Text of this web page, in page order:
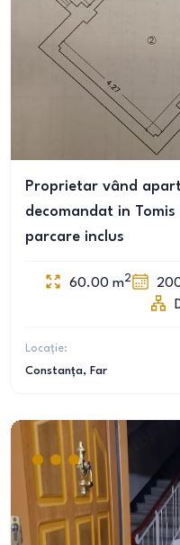
Proprietar vând
decomandat in
parcare inclus
60.00 m2
Locație:
Constanța, Far